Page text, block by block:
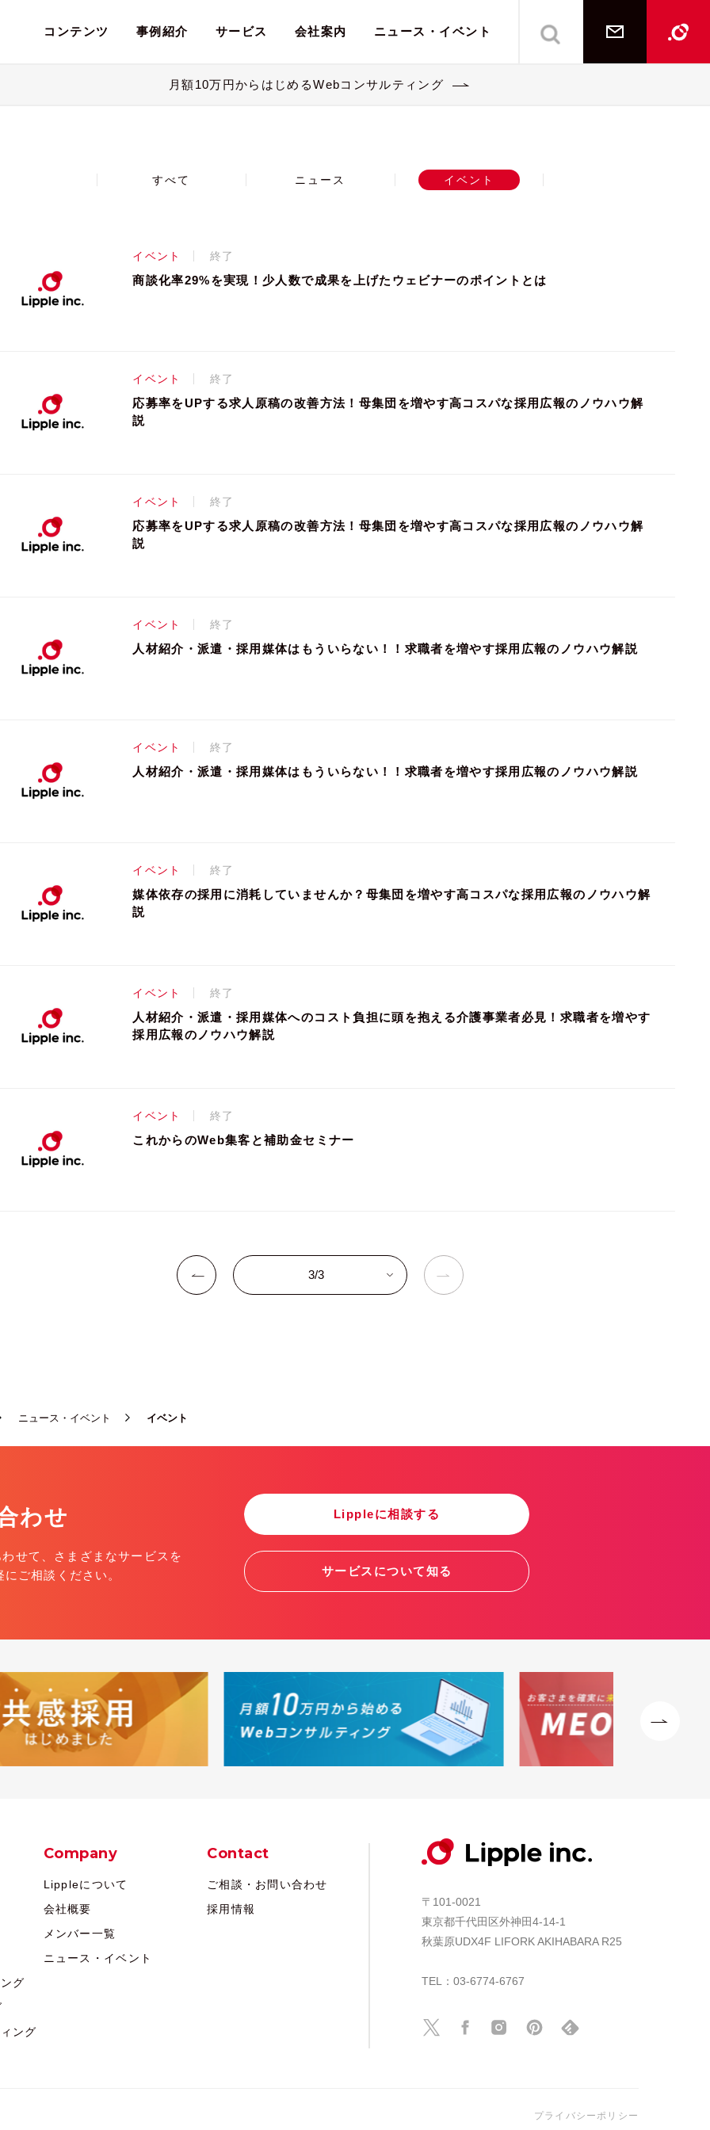
コンテンツ 事例紹介 サービス 会社案内 ニュース・イベント ご相談・お問い合
Lipple
月額10万円からはじめるWebコンサルティング
すべて ニュース イベント
イベント 終了
商談化率29%を実現！少人数で成果を上げたウェビナーのポイントとは
イベント 終了
応募率をUPする求人原稿の改善方法！母集団を増やす高コスパな採用広報のノウハウ解
説
イベント 終了
応募率をUPする求人原稿の改善方法！母集団を増やす高コスパな採用広報のノウハウ解
説
イベント 終了
人材紹介・派遣・採用媒体はもういらない！！求職者を増やす採用広報のノウハウ解説
イベント 終了
人材紹介・派遣・採用媒体はもういらない！！求職者を増やす採用広報のノウハウ解説
イベント 終了
媒体依存の採用に消耗していませんか？母集団を増やす高コスパな採用広報のノウハウ解
説
イベント 終了
人材紹介・派遣・採用媒体へのコスト負担に頭を抱える介護事業者必見！求職者を増やす
採用広報のノウハウ解説
イベント 終了
これからのWeb集客と補助金セミナー
ニュース・イベント イベント
わせ
せて、さまざまなサービスを
ご相談ください。
Lippleに相談する
サービスについて知る
グ
ング
Company
Lippleについて
会社概要
メンバー一覧
ニュース・イベント
Contact
ご相談・お問い合わせ
採用情報
〒101-0021
東京都千代田区外神田4-14-1
秋葉原UDX4F LIFORK AKIHABARA R25
TEL：03-6774-6767
プライバシーポリシー